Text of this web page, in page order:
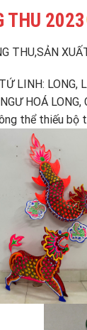
THU 2023
THU,SẢN
TỨ LINH: LONG,
NGƯ HOÁ
thể thiếu bộ